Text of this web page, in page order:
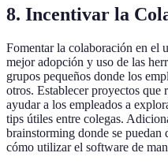
8. Incentivar la
Fomentar la colaboración en el
mejor adopción y uso de las
grupos pequeños donde los
otros. Establecer proyectos que
ayudar a los empleados a
tips útiles entre colegas.
brainstorming donde se puedan
cómo utilizar el software de